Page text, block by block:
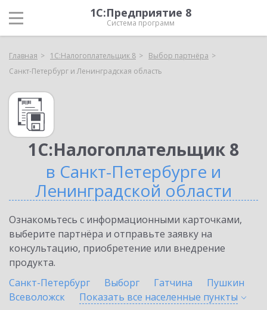
1С:Предприятие 8
Система программ
Главная 1С:Налогоплательщик 8
Выбор партнёра
Санкт-Петербург и Ленинградская область
1С:Налогоплательщик 8
в Санкт-Петербурге и
Ленинградской области
Ознакомьтесь с информационными карточками,
выберите партнёра и отправьте заявку на
консультацию, приобретение или внедрение
продукта.
Санкт-Петербург
Выборг Гатчина
Пушкин
Всеволожск
Показать все населенные пункты